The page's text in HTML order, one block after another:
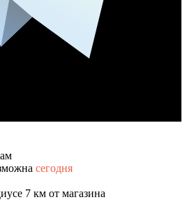
сегодня
7 км от магазина